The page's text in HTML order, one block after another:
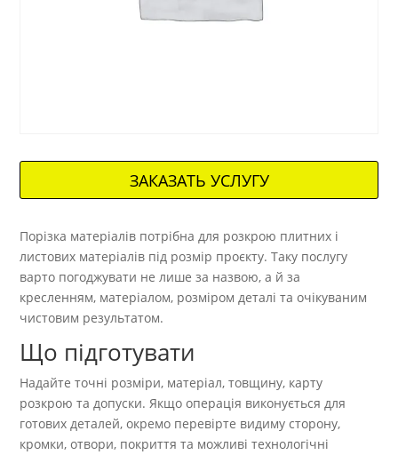
ЗАКАЗАТЬ УСЛУГУ
Порізка матеріалів потрібна для розкрою плитних і
листових матеріалів під розмір проєкту. Таку послугу
варто погоджувати не лише за назвою, а й за
кресленням, матеріалом, розміром деталі та очікуваним
чистовим результатом.
Що підготувати
Надайте точні розміри, матеріал, товщину, карту
розкрою та допуски. Якщо операція виконується для
готових деталей, окремо перевірте видиму сторону,
кромки, отвори, покриття та можливі технологічні